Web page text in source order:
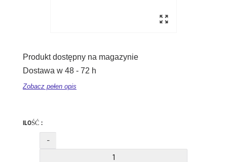
Produkt dostępny na magazynie
Dostawa w 48 - 72 h
Zobacz pełen opis
ILOŚĆ :
-